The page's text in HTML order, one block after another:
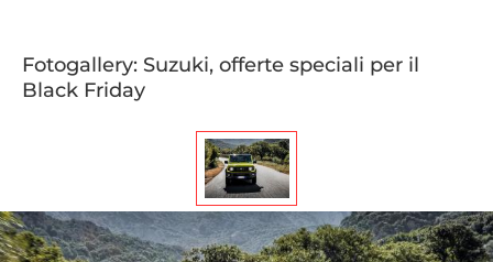
Fotogallery: Suzuki, offerte speciali per il
Black Friday